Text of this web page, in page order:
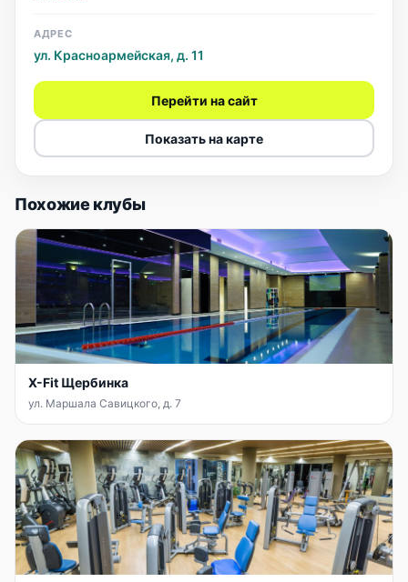
АДРЕС
ул. Красноармейская, д. 11
Перейти на сайт
Показать на карте
Похожие клубы
X-Fit Щербинка
ул. Маршала Савицкого, д. 7